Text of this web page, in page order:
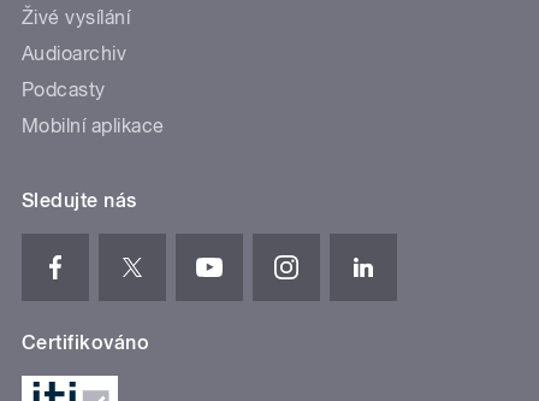
Živé vysílání
Audioarchiv
Podcasty
Mobilní aplikace
Sledujte nás
Certifikováno